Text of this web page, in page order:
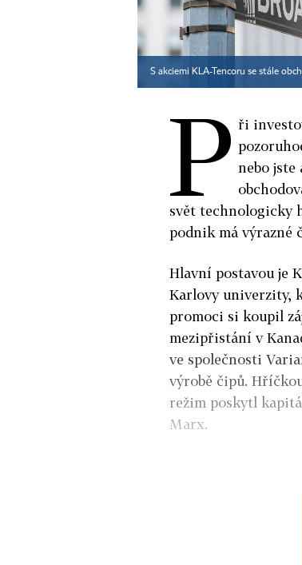
S akciemi KLA-Tencoru se stále
P ři
nebo jste
svět technologicky
podnik má výrazné
Hlavní postavou je
Karlovy univerzity,
promoci si koupil
mezipřistání v
ve společnosti
výrobě čipů.
režim poskytl
Marx.